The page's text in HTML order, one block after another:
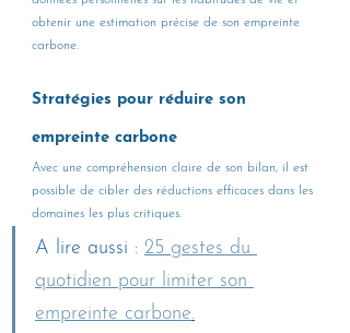
obtenir une estimation précise de son empreinte
carbone.
Stratégies pour réduire son
empreinte carbone
Avec une compréhension claire de son bilan, il est
possible de cibler des réductions efficaces dans les
domaines les plus critiques.
A lire aussi : 25 gestes du
quotidien pour limiter son
empreinte carbone.